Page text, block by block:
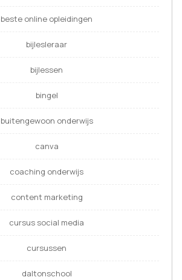
beste online opleidingen
bijlesleraar
bijlessen
bingel
buitengewoon onderwijs
canva
coaching onderwijs
content marketing
cursus social media
cursussen
daltonschool